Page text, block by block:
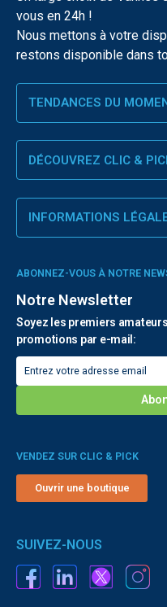
vous en 24h !
Nous mettons à votre
restons disponible dans
TENDANCES DU
DÉCOUVREZ CLIC &
INFORMATIONS
ABONNEZ-VOUS À NOTRE
Notre Newsletter
Soyez les premiers
promotions par e-mail:
VENDEZ SUR CLIC & PICK
Ouvrir une boutique
SUIVEZ-NOUS